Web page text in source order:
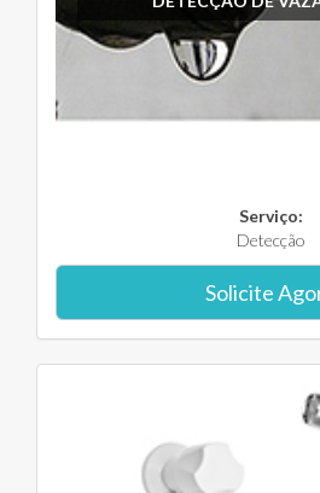
Serviço:
Detecção
Solicite